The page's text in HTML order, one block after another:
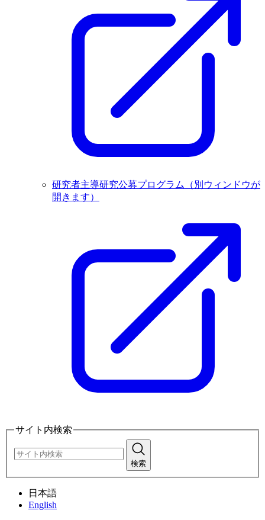
研究者主導研究公募プログラム
（別ウィンドウが
開きます）
サイト内検索
検索
日本語
English